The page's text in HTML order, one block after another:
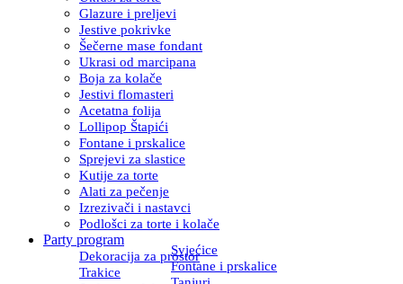
Glazure i preljevi
Jestive pokrivke
Šečerne mase fondant
Ukrasi od marcipana
Boja za kolače
Jestivi flomasteri
Acetatna folija
Lollipop Štapići
Fontane i prskalice
Sprejevi za slastice
Kutije za torte
Alati za pečenje
Izrezivači i nastavci
Podlošci za torte i kolače
Party program
Dekoracija za prostor
Svjećice
Trakice
Fontane i prskalice